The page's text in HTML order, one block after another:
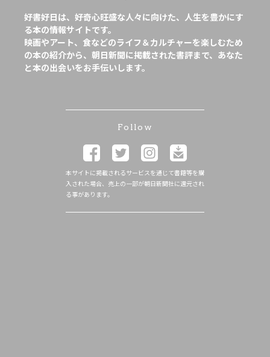
好書好日は、好奇心旺盛な人々に向けた、人生を豊かにす
る本の情報サイトです。
映画やアート、食などのライフ＆カルチャーを楽しむため
の本の紹介から、朝日新聞に掲載された書評まで、あなた
と本の出会いをお手伝いします。
Follow
本サイトに掲載されるサービスを通じて書籍等を購
入された場合、売上の一部が朝日新聞社に還元され
る事があります。